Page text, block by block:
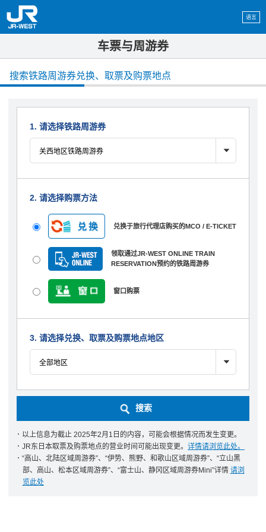
语言
车票与周游券
搜索铁路周游券兑换、取票及购票地点
1. 请选择铁路周游券
2. 请选择购票方法
兑换于旅行代理店购买的MCO / E-TICKET
领取通过JR-WEST ONLINE TRAIN
RESERVATION预约的铁路周游券
窗口购票
3. 请选择兑换、取票及购票地点地区
搜索
･ 以上信息为截止 2025年2月1日的内容，可能会根据情况而发生变更。
･ JR东日本取票及购票地点的营业时间可能出现变更。 详情请浏览此处。
･ “高山、北陆区域周游券”、“伊势、熊野、和歌山区域周游券”、“立山黑
部、高山、松本区域周游券”、“富士山、静冈区域周游券Mini”详情 请浏
览此处